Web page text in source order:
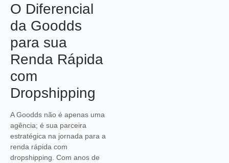
O Diferencial
da Goodds
para sua
Renda Rápida
com
Dropshipping
A Goodds não é apenas uma
agência; é sua parceira
estratégica na jornada para a
renda rápida com
dropshipping. Com anos de